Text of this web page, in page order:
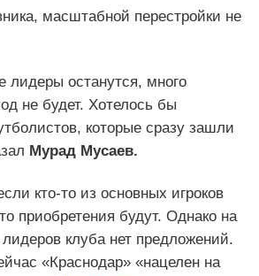
масштабной перестройки не
останутся, много
не будет. Хотелось бы
которые сразу зашли
Мурад Мусаев.
кто-то из основных игроков
приобретения будут. Однако на
клуба нет предложений.
«Краснодар» «нацелен на